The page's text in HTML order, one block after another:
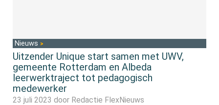
Nieuws
Uitzender Unique start samen met UWV,
gemeente Rotterdam en Albeda
leerwerktraject tot pedagogisch
medewerker
23 juli 2023 door Redactie FlexNieuws